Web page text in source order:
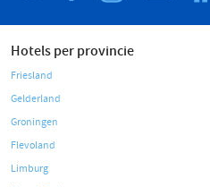
Hotels per provincie
Friesland
Gelderland
Groningen
Flevoland
Limburg